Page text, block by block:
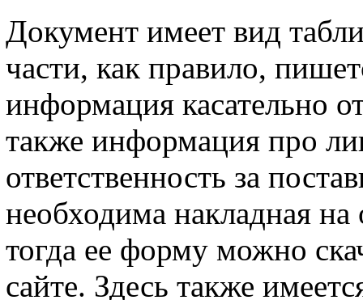
Документ имеет вид
части, как правило,
информация касательно
также информация про
ответственность за
необходима накладная на
тогда ее форму можно
сайте. Здесь также